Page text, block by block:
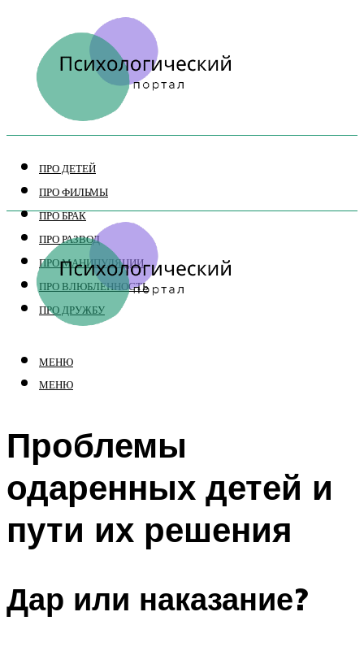
ПРО ДЕТЕЙ
ПРО ФИЛЬМЫ
ПРО БРАК
ПРО РАЗВОД
ПРО МАНИПУЛЯЦИИ
ПРО ВЛЮБЛЕННОСТЬ
ПРО ДРУЖБУ
МЕНЮ
МЕНЮ
Проблемы
одаренных детей и
пути их решения
Дар или наказание?